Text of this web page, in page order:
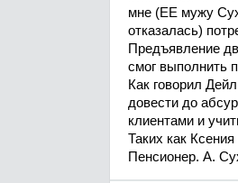
мне (ЕЕ мужу
отказалась)
Предъявление
смог выполнить
Как говорил
довести до
клиентами и
Таких как
Пенсионер. А.